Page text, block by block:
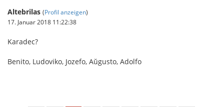
Altebrilas (Profil anzeigen)
17. Januar 2018 11:22:38
Karadec?
Benito, Ludoviko, Jozefo, Aŭgusto, Adolfo